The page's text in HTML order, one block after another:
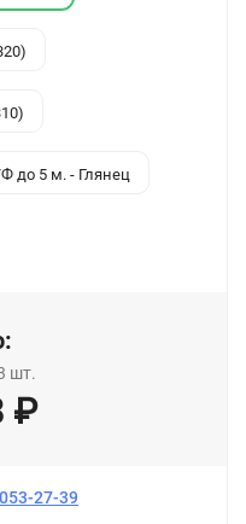
до 5 м. - Глянец
шт.
₽
27-39